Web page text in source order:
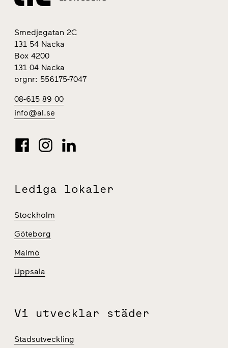
Smedjegatan 2C
131 54 Nacka
Box 4200
131 04 Nacka
orgnr: 556175-7047
08-615 89 00
info@al.se
Lediga lokaler
Stockholm
Göteborg
Malmö
Uppsala
Vi utvecklar städer
Stadsutveckling